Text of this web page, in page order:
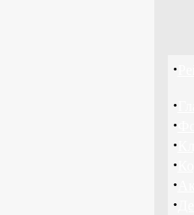
·
·
·
·
·
·
·